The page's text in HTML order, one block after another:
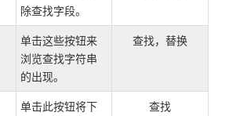
除查找字段。
单击这些按钮来
浏览查找字符串
的出现。
查找，替换
单击此按钮将下
查找